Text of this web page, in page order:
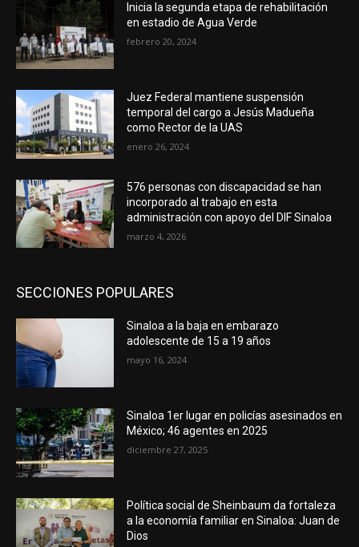
Inicia la segunda etapa de rehabilitación
en estadio de Agua Verde
febrero 20, 2024
Juez Federal mantiene suspensión
temporal del cargo a Jesús Madueña
como Rector de la UAS
enero 26, 2024
576 personas con discapacidad se han
incorporado al trabajo en esta
administración con apoyo del DIF Sinaloa
marzo 4, 2026
SECCIONES POPULARES
Sinaloa a la baja en embarazo
adolescente de 15 a 19 años
mayo 16, 2024
Sinaloa 1er lugar en policías asesinados en
México; 46 agentes en 2025
diciembre 27, 2025
Política social de Sheinbaum da fortaleza
a la economía familiar en Sinaloa: Juan de
Dios